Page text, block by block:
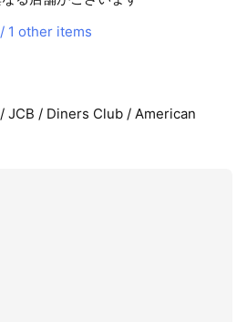
1 other items
JCB / Diners Club / American